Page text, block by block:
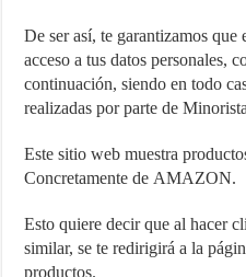
De ser así, te garantizamos que
acceso a tus datos personales,
continuación, siendo en todo
realizadas por parte de
Este sitio web muestra
Concretamente de AMAZON.
Esto quiere decir que al hacer
similar, se te redirigirá a la
productos.